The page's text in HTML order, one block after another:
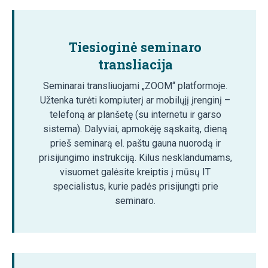
Tiesioginė seminaro
transliacija
Seminarai transliuojami „ZOOM“ platformoje.
Užtenka turėti kompiuterį ar mobilųjį įrenginį –
telefoną ar planšetę (su internetu ir garso
sistema). Dalyviai, apmokėję sąskaitą, dieną
prieš seminarą el. paštu gauna nuorodą ir
prisijungimo instrukciją. Kilus nesklandumams,
visuomet galėsite kreiptis į mūsų IT
specialistus, kurie padės prisijungti prie
seminaro.